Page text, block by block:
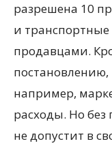
разрешена 10
и
продавцами.
постановлению,
например,
расходы. Но без
не допустит в